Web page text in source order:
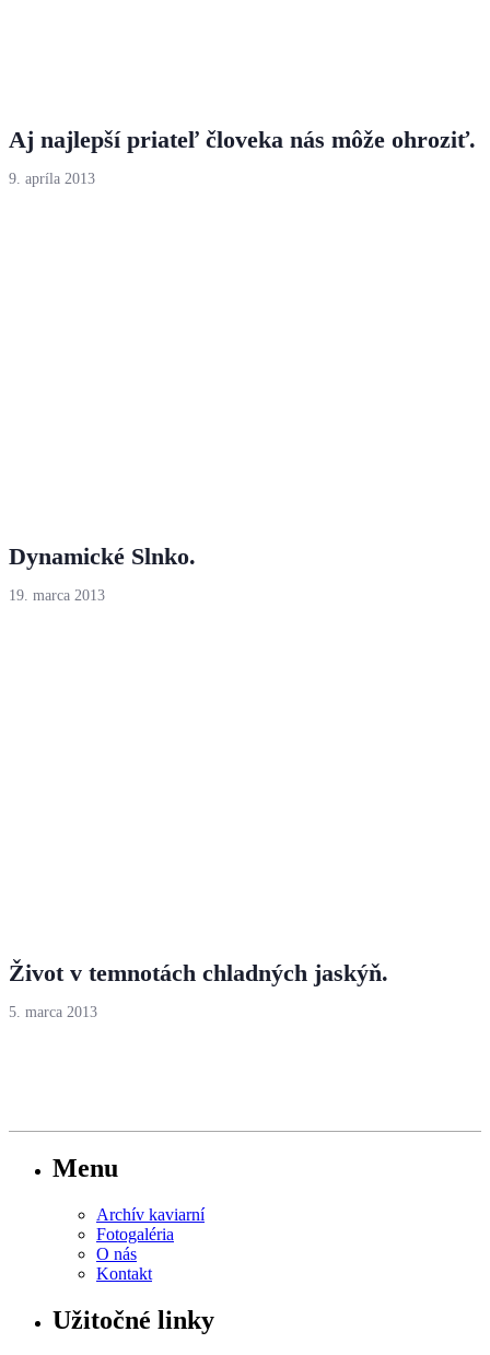
Aj najlepší priateľ človeka nás môže ohroziť.
9. apríla 2013
Dynamické Slnko.
19. marca 2013
Život v temnotách chladných jaskýň.
5. marca 2013
Menu
Archív kaviarní
Fotogaléria
O nás
Kontakt
Užitočné linky